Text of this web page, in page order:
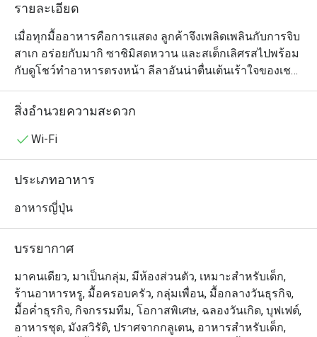
รายละเอียด
เมื่อทุกมื้ออาหารคือการแสดง ลูกค้าจึงเพลิดเพลินกับการจิบ
สาเก อร่อยกับมากิ ซาชิมิสดหวาน และสเต็กเลิศรสไปพร้อม
กับดูโชว์ทำอาหารตรงหน้า ลีลาอันน่าตื่นเต้นเร้าใจของเชฟ
ที่ยืนปรุงอาหารให้แต่ละโต๊ะแบบส่วนตัวนอกจากเรียกเสียง
หัวเราะได้แล้ว ยังช่วยเพิ่มรสชาติให้กับมื้ออาหารญี่ปุ่นได้
น้ำมันพริกสไตล์ญี่ปุ่น สเต็กเนื้อวากิวขนาด A4 สเต็กทูน่าใน
ฮานาเลือกใช้เฉพาะวัตถุดิบคุณภาพ ภายในร้านตกแต่ง
ด้วย เหมาะกับมาสังสรรค์กับเพื่อนฝูง  มาทานครอบครัว
สิ่งอำนวยความสะดวก
Wi-Fi
ประเภทอาหาร
อาหารญี่ปุ่น
บรรยากาศ
มาคนเดียว, มาเป็นกลุ่ม, มีห้องส่วนตัว, เหมาะสำหรับเด็ก,
ร้านอาหารหรู, มื้อครอบครัว, กลุ่มเพื่อน, มื้อกลางวันธุรกิจ,
มื้อค่ำธุรกิจ, กิจกรรมทีม, โอกาสพิเศษ, ฉลองวันเกิด, บุฟเฟต์,
อาหารชุด, มังสวิรัติ, ปราศจากกลูเตน, อาหารสำหรับเด็ก,